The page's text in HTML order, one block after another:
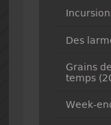
Des
Grains
temps
Week-